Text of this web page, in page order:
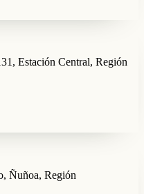
Estación Central, Región
Ñuñoa, Región